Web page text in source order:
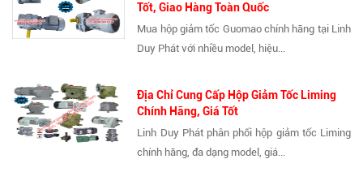
Tốt, Giao Hàng Toàn Quốc
Mua hộp giảm tốc Guomao chính hãng tại Linh
Duy Phát với nhiều model, hiệu...
Địa Chỉ Cung Cấp Hộp Giảm Tốc Liming
Chính Hãng, Giá Tốt
Linh Duy Phát phân phối hộp giảm tốc Liming
chính hãng, đa dạng model, giá...